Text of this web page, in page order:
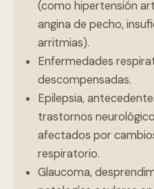
(como hipertensión
angina de pecho,
arritmias).
Enfermedades
descompensadas.
Epilepsia,
trastornos
afectados por
respiratorio.
Glaucoma,